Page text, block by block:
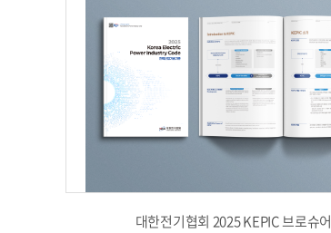
대한전기협회 2025 KEPIC 브로슈어